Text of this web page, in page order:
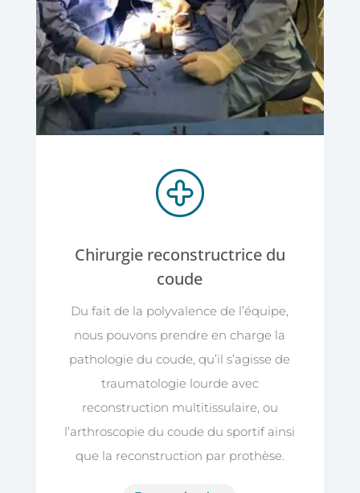
Chirurgie reconstructrice du
coude
Du fait de la polyvalence de l’équipe,
nous pouvons prendre en charge la
pathologie du coude, qu’il s’agisse de
traumatologie lourde avec
reconstruction multitissulaire, ou
l’arthroscopie du coude du sportif ainsi
que la reconstruction par prothèse.